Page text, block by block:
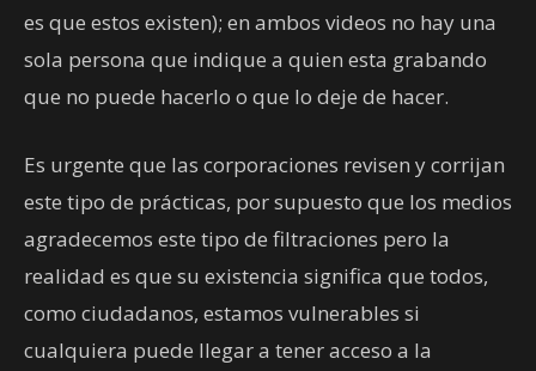
es que estos existen); en ambos videos no hay una
sola persona que indique a quien esta grabando
que no puede hacerlo o que lo deje de hacer.
Es urgente que las corporaciones revisen y corrijan
este tipo de prácticas, por supuesto que los medios
agradecemos este tipo de filtraciones pero la
realidad es que su existencia significa que todos,
como ciudadanos, estamos vulnerables si
cualquiera puede llegar a tener acceso a la